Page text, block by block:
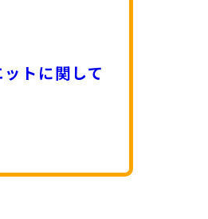
トに関して